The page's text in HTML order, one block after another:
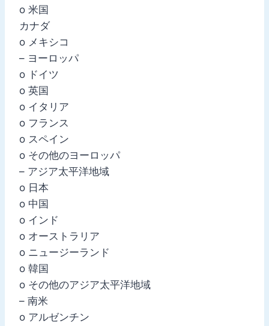
o 米国
カナダ
o メキシコ
– ヨーロッパ
o ドイツ
o 英国
o イタリア
o フランス
o スペイン
o その他のヨーロッパ
– アジア太平洋地域
o 日本
o 中国
o インド
o オーストラリア
o ニュージーランド
o 韓国
o その他のアジア太平洋地域
– 南米
o アルゼンチン